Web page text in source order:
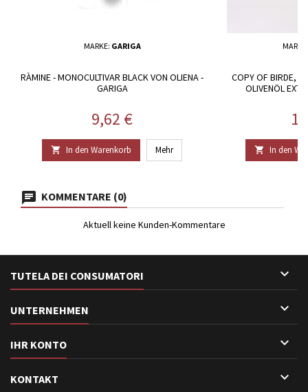
MARKE: GARIGA
RÀMINE - MONOCULTIVAR BLACK VON OLIENA -
GARIGA
Preis
9,62 €
 In den Warenkorb Mehr
COPY OF BIRDE,
OLIVENÖL
 In den
KOMMENTARE (0)
Aktuell keine Kunden-Kommentare
TUTELA DEI CONSUMATORI 
UNTERNEHMEN 
IHR KONTO 
KONTAKT 